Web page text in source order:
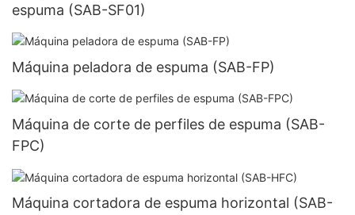
espuma (SAB-SF01)
Máquina peladora de espuma (SAB-FP)
Máquina de corte de perfiles de espuma (SAB-
FPC)
Máquina cortadora de espuma horizontal (SAB-